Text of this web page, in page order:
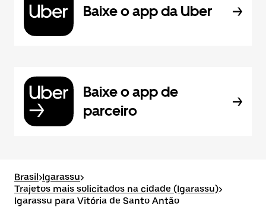
Baixe o app da Uber
Baixe o app de
parceiro
Brasil>Igarassu>
Trajetos mais solicitados na cidade (Igarassu)>
Igarassu para Vitória de Santo Antão